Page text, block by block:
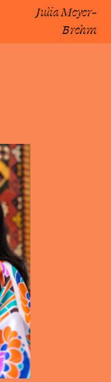
Julia Meyer-
Brehm